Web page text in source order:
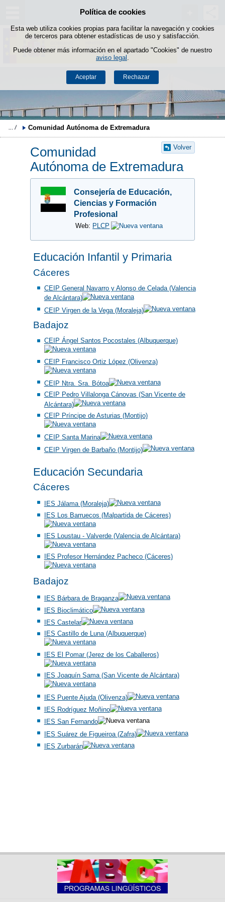
Política de cookies
Esta web utiliza cookies propias para facilitar la navegación y cookies
de terceros para obtener estadísticas de uso y satisfacción.
Puede obtener más información en el apartado "Cookies" de nuestro
aviso legal
Aceptar Rechazar
Saltar al contenido
Comunidad Autónoma de Extremadura
Volver
Comunidad
Autónoma de Extremadura
Consejería de Educación,
Ciencias y Formación
Profesional
Web: PLCP
Educación Infantil y Primaria
Cáceres
CEIP General Navarro y Alonso de Celada (Valencia
de Alcántara)
CEIP Virgen de la Vega (Moraleja)
Badajoz
CEIP Ángel Santos Pocostales (Albuquerque)
CEIP Francisco Ortiz López (Olivenza)
CEIP Ntra. Sra. Bótoa
CEIP Pedro Villalonga Cánovas (San Vicente de
Alcántara)
CEIP Príncipe de Asturias (Montijo)
CEIP Santa Marina
CEIP Virgen de Barbaño (Montijo)
Educación Secundaria
Cáceres
IES Jálama (Moraleja)
IES Los Barruecos (Malpartida de Cáceres)
IES Loustau - Valverde (Valencia de Alcántara)
IES Profesor Hernández Pacheco (Cáceres)
Badajoz
IES Bárbara de Braganza
IES Bioclimático
IES Castelar
IES Castillo de Luna (Albuquerque)
IES El Pomar (Jerez de los Caballeros)
IES Joaquín Sama (San Vicente de Alcántara)
IES Puente Ajuda (Olivenza)
IES Rodríguez Moñino
IES San Fernando
IES Suárez de Figueiroa (Zafra)
IES Zurbarán